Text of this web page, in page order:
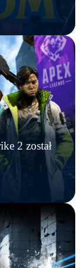
2 został